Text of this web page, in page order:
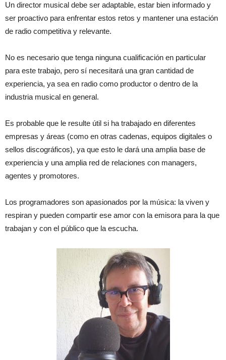
Un director musical debe ser adaptable, estar bien informado y
ser proactivo para enfrentar estos retos y mantener una estación
de radio competitiva y relevante.
No es necesario que tenga ninguna cualificación en particular
para este trabajo, pero sí necesitará una gran cantidad de
experiencia, ya sea en radio como productor o dentro de la
industria musical en general.
Es probable que le resulte útil si ha trabajado en diferentes
empresas y áreas (como en otras cadenas, equipos digitales o
sellos discográficos), ya que esto le dará una amplia base de
experiencia y una amplia red de relaciones con managers,
agentes y promotores.
Los programadores son apasionados por la música: la viven y
respiran y pueden compartir ese amor con la emisora para la que
trabajan y con el público que la escucha.